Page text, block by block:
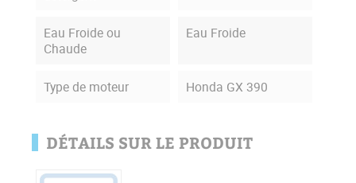
Eau Froide ou
Chaude
Eau Froide
Type de moteur Honda GX 390
DÉTAILS SUR LE PRODUIT